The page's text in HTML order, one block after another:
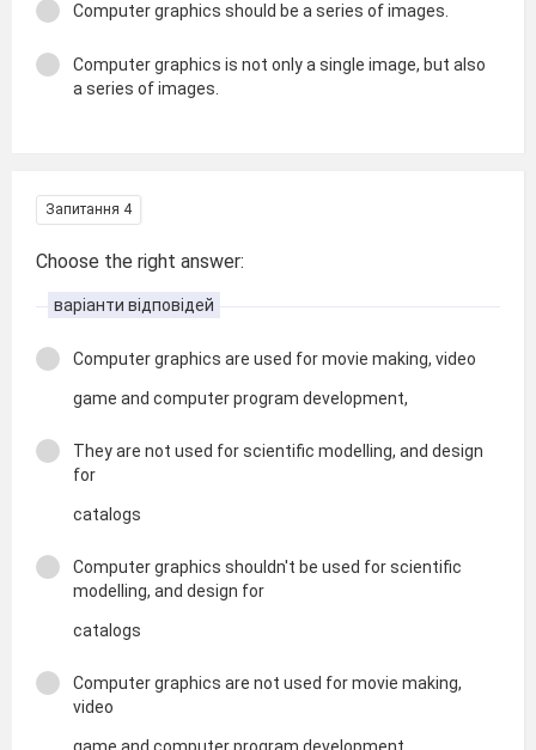
Computer graphics should be a series of images.
Computer graphics is not only a single image, but also
a series of images.
Запитання 4
Choose the right answer:
варіанти відповідей
Computer graphics are used for movie making, video
game and computer program development,
They are not used for scientific modelling, and design
for
catalogs
Computer graphics shouldn't be used for scientific
modelling, and design for
catalogs
Computer graphics are not used for movie making,
video
game and computer program development.